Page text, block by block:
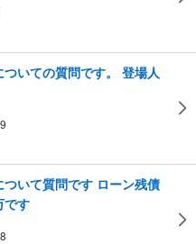
いての質問です。 登場人
いて質問です ローン残債
です